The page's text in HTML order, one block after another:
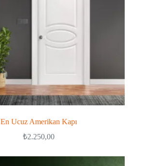
En Ucuz Amerikan Kapı
₺2.250,00